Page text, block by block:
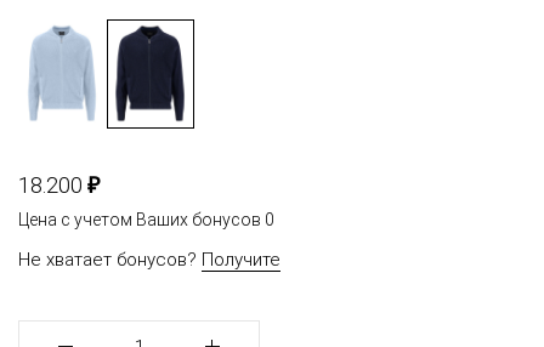
18.200 ₽
Цена с учетом Ваших бонусов 0
Не хватает бонусов? Получите